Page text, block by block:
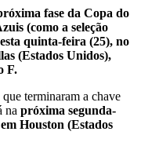
fase da Copa do
(como a seleção
quinta-feira (25), no
(Estados Unidos),
F.
terminaram a chave
na próxima segunda-
Houston (Estados